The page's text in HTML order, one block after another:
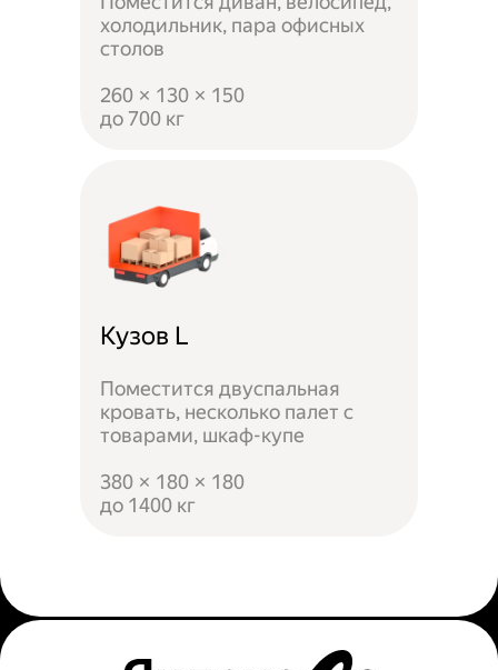
холодильник, пара офисных
столов
260 × 130 × 150
до 700 кг
Кузов L
Поместится двуспальная
кровать, несколько палет с
товарами, шкаф-купе
380 × 180 × 180
до 1400 кг